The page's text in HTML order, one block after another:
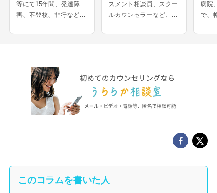
等にて15年間、発達障
害、不登校、非行などの
たカウンセラーさんで
問題解決の経験をお持ち
で、夫婦問題、DV、HS
スメント相談員、スクー
ルカウンセラーなど、長
れてきたカウンセラーさ
問題、発達障害の悩みな
どを得意とされています
病院
で、
ーさ
このコラムを書いた人